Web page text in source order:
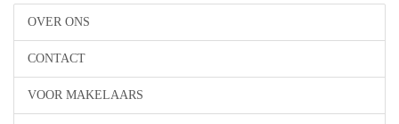
OVER ONS
CONTACT
VOOR MAKELAARS